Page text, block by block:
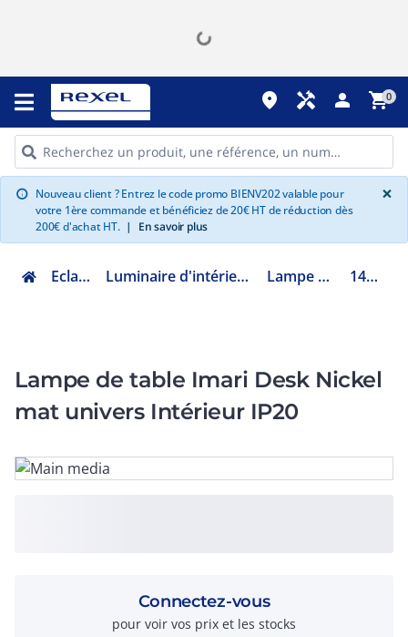
place handyman person shopping_cart0
info Nouveau client ? Entrez le code promo BIENV202 valable pour
votre 1ère commande et bénéficiez de 20€ HT de réduction dès
200€ d'achat HT. | En savoir plus
×
Eclairage Luminaire d'intérieur décoratif Lampe à poser 1460004
Lampe de table Imari Desk Nickel
mat univers Intérieur IP20
Connectez-vous
pour voir vos prix et les stocks